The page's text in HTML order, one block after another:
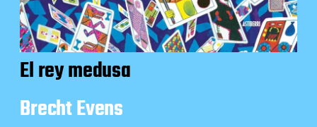
El rey medusa
Brecht Evens